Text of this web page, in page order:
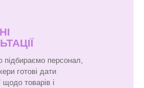
підбираємо персонал,
готові дати
щодо товарів і